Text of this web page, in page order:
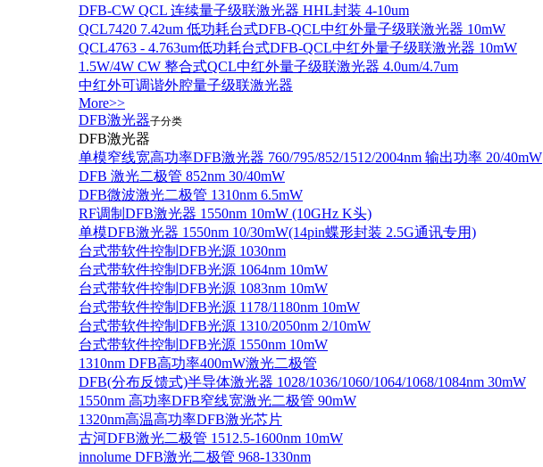
DFB-CW QCL 连续量子级联激光器 HHL封装 4-10um
QCL7420 7.42um 低功耗台式DFB-QCL中红外量子级联激光器 10mW
QCL4763 - 4.763um低功耗台式DFB-QCL中红外量子级联激光器 10mW
1.5W/4W CW 整合式QCL中红外量子级联激光器 4.0um/4.7um
中红外可调谐外腔量子级联激光器
More>>
DFB激光器子分类
DFB激光器
单模窄线宽高功率DFB激光器 760/795/852/1512/2004nm 输出功率 20/40mW
DFB 激光二极管 852nm 30/40mW
DFB微波激光二极管 1310nm 6.5mW
RF调制DFB激光器 1550nm 10mW (10GHz K头)
单模DFB激光器 1550nm 10/30mW(14pin蝶形封装 2.5G通讯专用)
台式带软件控制DFB光源 1030nm
台式带软件控制DFB光源 1064nm 10mW
台式带软件控制DFB光源 1083nm 10mW
台式带软件控制DFB光源 1178/1180nm 10mW
台式带软件控制DFB光源 1310/2050nm 2/10mW
台式带软件控制DFB光源 1550nm 10mW
1310nm DFB高功率400mW激光二极管
DFB(分布反馈式)半导体激光器 1028/1036/1060/1064/1068/1084nm 30mW
1550nm 高功率DFB窄线宽激光二极管 90mW
1320nm高温高功率DFB激光芯片
古河DFB激光二极管 1512.5-1600nm 10mW
innolume DFB激光二极管 968-1330nm